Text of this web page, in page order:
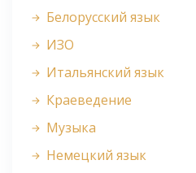
Белорусский язык
ИЗО
Итальянский язык
Краеведение
Музыка
Немецкий язык